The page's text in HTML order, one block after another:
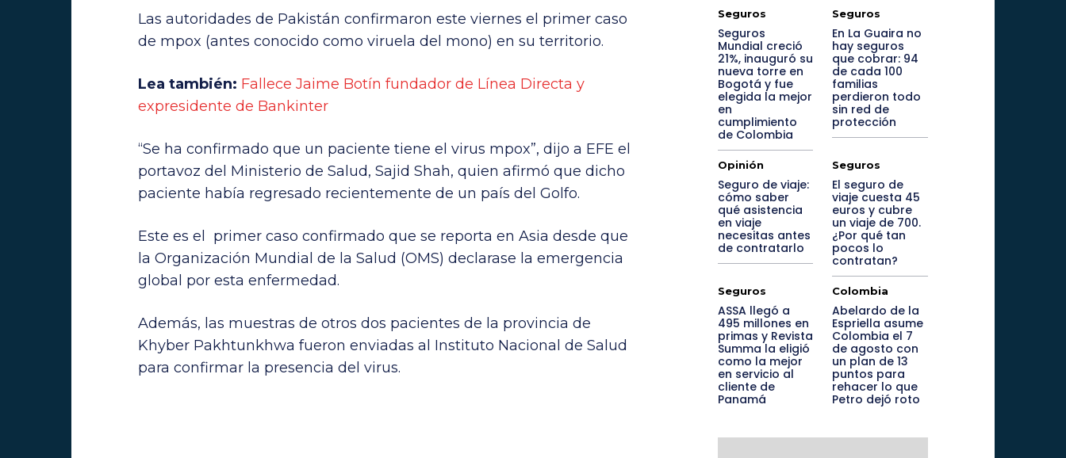
Las autoridades de Pakistán confirmaron este viernes el primer caso
de mpox (antes conocido como viruela del mono) en su territorio.
Lea también: Fallece Jaime Botín fundador de Línea Directa y
expresidente de Bankinter
“Se ha confirmado que un paciente tiene el virus mpox”, dijo a EFE el
portavoz del Ministerio de Salud, Sajid Shah, quien afirmó que dicho
paciente había regresado recientemente de un país del Golfo.
Este es el primer caso confirmado que se reporta en Asia desde que
la Organización Mundial de la Salud (OMS) declarase la emergencia
global por esta enfermedad.
Además, las muestras de otros dos pacientes de la provincia de
Khyber Pakhtunkhwa fueron enviadas al Instituto Nacional de Salud
para confirmar la presencia del virus.
Seguros
Seguros
Mundial creció
21%, inauguró su
nueva torre en
Bogotá y fue
elegida la mejor
en
cumplimiento
de Colombia
Seguros
En La Guaira no
hay seguros
que cobrar: 94
de cada 100
familias
perdieron todo
sin red de
protección
Opinión
Seguro de viaje:
cómo saber
qué asistencia
en viaje
necesitas antes
de contratarlo
Seguros
El seguro de
viaje cuesta 45
euros y cubre
un viaje de 700.
¿Por qué tan
pocos lo
contratan?
Seguros
ASSA llegó a
495 millones en
primas y Revista
Summa la eligió
como la mejor
en servicio al
cliente de
Panamá
Colombia
Abelardo de la
Espriella asume
Colombia el 7
de agosto con
un plan de 13
puntos para
rehacer lo que
Petro dejó roto